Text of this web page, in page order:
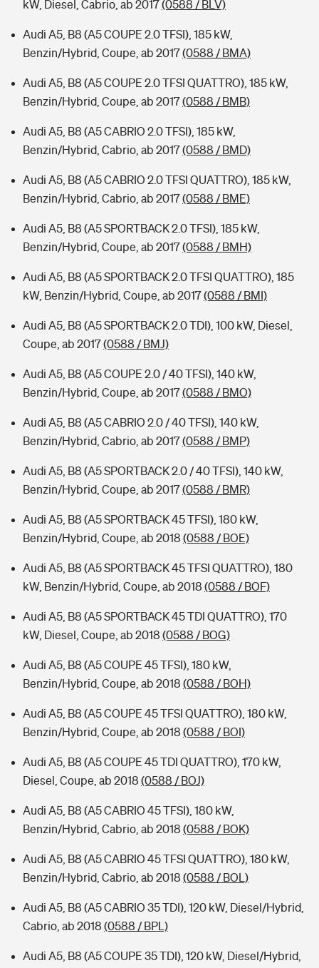
kW, Diesel, Cabrio, ab 2017(0588 / BLV)
Audi A5, B8 (A5 COUPE 2.0 TFSI), 185 kW,
Benzin/Hybrid, Coupe, ab 2017(0588 / BMA)
Audi A5, B8 (A5 COUPE 2.0 TFSI QUATTRO), 185 kW,
Benzin/Hybrid, Coupe, ab 2017(0588 / BMB)
Audi A5, B8 (A5 CABRIO 2.0 TFSI), 185 kW,
Benzin/Hybrid, Cabrio, ab 2017(0588 / BMD)
Audi A5, B8 (A5 CABRIO 2.0 TFSI QUATTRO), 185 kW,
Benzin/Hybrid, Cabrio, ab 2017(0588 / BME)
Audi A5, B8 (A5 SPORTBACK 2.0 TFSI), 185 kW,
Benzin/Hybrid, Coupe, ab 2017(0588 / BMH)
Audi A5, B8 (A5 SPORTBACK 2.0 TFSI QUATTRO), 185
kW, Benzin/Hybrid, Coupe, ab 2017(0588 / BMI)
Audi A5, B8 (A5 SPORTBACK 2.0 TDI), 100 kW, Diesel,
Coupe, ab 2017(0588 / BMJ)
Audi A5, B8 (A5 COUPE 2.0 / 40 TFSI), 140 kW,
Benzin/Hybrid, Coupe, ab 2017(0588 / BMO)
Audi A5, B8 (A5 CABRIO 2.0 / 40 TFSI), 140 kW,
Benzin/Hybrid, Cabrio, ab 2017(0588 / BMP)
Audi A5, B8 (A5 SPORTBACK 2.0 / 40 TFSI), 140 kW,
Benzin/Hybrid, Coupe, ab 2017(0588 / BMR)
Audi A5, B8 (A5 SPORTBACK 45 TFSI), 180 kW,
Benzin/Hybrid, Coupe, ab 2018 (0588 / BOE)
Audi A5, B8 (A5 SPORTBACK 45 TFSI QUATTRO), 180
kW, Benzin/Hybrid, Coupe, ab 2018 (0588 / BOF)
Audi A5, B8 (A5 SPORTBACK 45 TDI QUATTRO), 170
kW, Diesel, Coupe, ab 2018 (0588 / BOG)
Audi A5, B8 (A5 COUPE 45 TFSI), 180 kW,
Benzin/Hybrid, Coupe, ab 2018 (0588 / BOH)
Audi A5, B8 (A5 COUPE 45 TFSI QUATTRO), 180 kW,
Benzin/Hybrid, Coupe, ab 2018 (0588 / BOI)
Audi A5, B8 (A5 COUPE 45 TDI QUATTRO), 170 kW,
Diesel, Coupe, ab 2018 (0588 / BOJ)
Audi A5, B8 (A5 CABRIO 45 TFSI), 180 kW,
Benzin/Hybrid, Cabrio, ab 2018 (0588 / BOK)
Audi A5, B8 (A5 CABRIO 45 TFSI QUATTRO), 180 kW,
Benzin/Hybrid, Cabrio, ab 2018 (0588 / BOL)
Audi A5, B8 (A5 CABRIO 35 TDI), 120 kW, Diesel/Hybrid,
Cabrio, ab 2018 (0588 / BPL)
Audi A5, B8 (A5 COUPE 35 TDI), 120 kW, Diesel/Hybrid,